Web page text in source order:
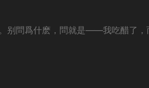
别問爲什麽，問就是——我吃醋了，